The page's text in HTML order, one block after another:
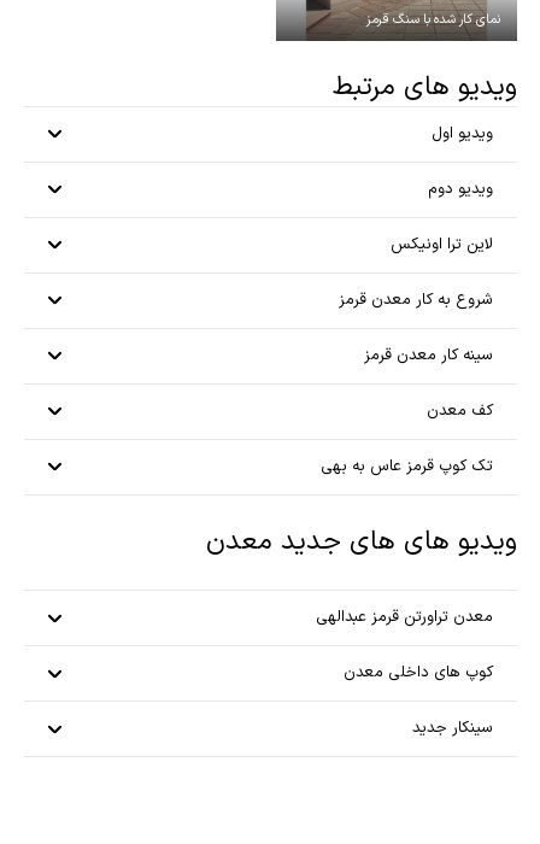
نمای کار شده با سنگ قرمز
ویدیو های مرتبط
ویدیو اول
ویدیو دوم
لاین ترا اونیکس
شروع به کار معدن قرمز
سینه کار معدن قرمز
کف معدن
تک کوپ قرمز عاس به بهی
ویدیو های های جدید معدن
معدن تراورتن قرمز عبدالهی
کوپ های داخلی معدن
سینکار جدید